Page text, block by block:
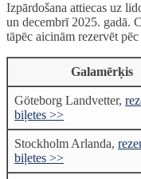
Izpārdošana attiecas uz
un decembrī 2025. gadā.
tāpēc aicinām rezervēt
Galamērķis
Göteborg Landvetter,
biļetes >>
Stockholm Arlanda,
biļetes >>